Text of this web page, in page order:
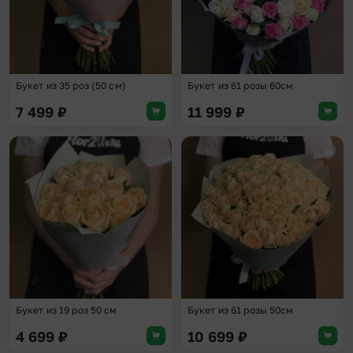
Букет из 35 роз (50 см)
7 499 ₽
Букет из 61 розы 60см
11 999 ₽
Добавить в избранное
Букет из 19 роз 50 см
4 699 ₽
Букет из 61 розы 50см
10 699 ₽